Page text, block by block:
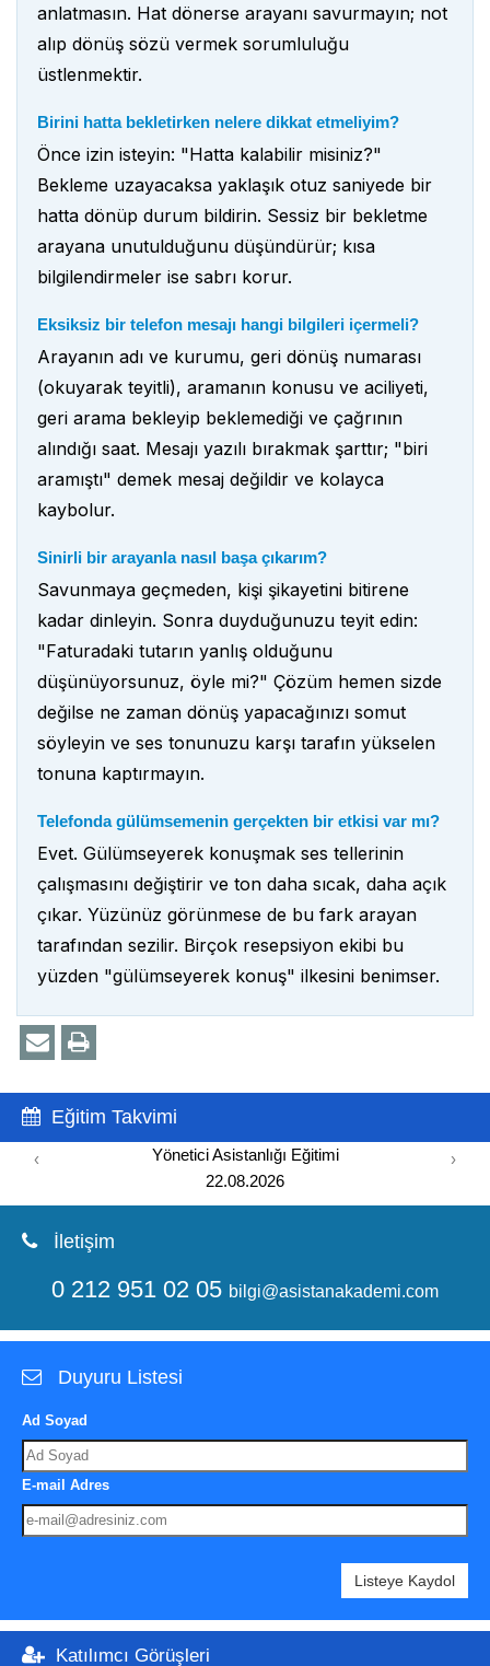
anlatmasın. Hat dönerse arayanı savurmayın; not
alıp dönüş sözü vermek sorumluluğu
üstlenmektir.
Birini hatta bekletirken nelere dikkat etmeliyim?
Önce izin isteyin: "Hatta kalabilir misiniz?"
Bekleme uzayacaksa yaklaşık otuz saniyede bir
hatta dönüp durum bildirin. Sessiz bir bekletme
arayana unutulduğunu düşündürür; kısa
bilgilendirmeler ise sabrı korur.
Eksiksiz bir telefon mesajı hangi bilgileri içermeli?
Arayanın adı ve kurumu, geri dönüş numarası
(okuyarak teyitli), aramanın konusu ve aciliyeti,
geri arama bekleyip beklemediği ve çağrının
alındığı saat. Mesajı yazılı bırakmak şarttır; "biri
aramıştı" demek mesaj değildir ve kolayca
kaybolur.
Sinirli bir arayanla nasıl başa çıkarım?
Savunmaya geçmeden, kişi şikayetini bitirene
kadar dinleyin. Sonra duyduğunuzu teyit edin:
"Faturadaki tutarın yanlış olduğunu
düşünüyorsunuz, öyle mi?" Çözüm hemen sizde
değilse ne zaman dönüş yapacağınızı somut
söyleyin ve ses tonunuzu karşı tarafın yükselen
tonuna kaptırmayın.
Telefonda gülümsemenin gerçekten bir etkisi var mı?
Evet. Gülümseyerek konuşmak ses tellerinin
çalışmasını değiştirir ve ton daha sıcak, daha açık
çıkar. Yüzünüz görünmese de bu fark arayan
tarafından sezilir. Birçok resepsiyon ekibi bu
yüzden "gülümseyerek konuş" ilkesini benimser.
Eğitim Takvimi
Yönetici Asistanlığı Eğitimi
22.08.2026
‹ ›
İletişim
0 212 951 02 05 bilgi@asistanakademi.com
Duyuru Listesi
Ad Soyad
E-mail Adres
Listeye Kaydol
Katılımcı Görüşleri